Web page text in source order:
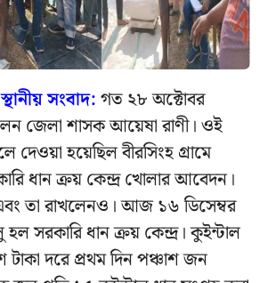
সংবাদ:গত ২৮ অক্টোবর
জেলা শাসক আয়েষা রাণী। ওই
দেওয়া হয়েছিল বীরসিংহ গ্রামে
ধান ক্রয় কেন্দ্র খোলার আবেদন।
তা রাখলেনও। আজ ১৬ ডিসেম্বর
হল সরকারি ধান ক্রয় কেন্দ্র। কুইন্টাল
টাকা দরে প্রথম দিন পঞ্চাশ জন